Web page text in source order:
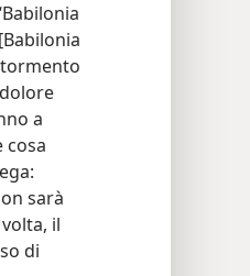
a
cosa
sarà
il
di